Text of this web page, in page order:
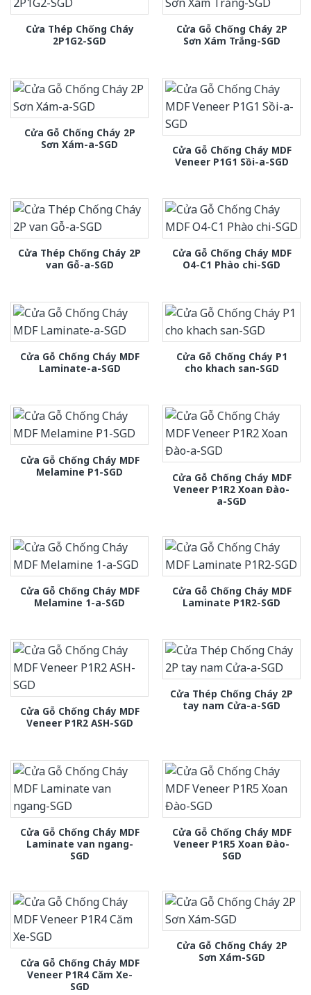
Cửa Thép Chống Cháy
2P1G2-SGD
Cửa Gỗ Chống Cháy 2P
Sơn Xám Trắng-SGD
Cửa Gỗ Chống Cháy 2P
Sơn Xám-a-SGD
Cửa Gỗ Chống Cháy MDF
Veneer P1G1 Sồi-a-SGD
Cửa Thép Chống Cháy 2P
van Gỗ-a-SGD
Cửa Gỗ Chống Cháy MDF
O4-C1 Phào chi-SGD
Cửa Gỗ Chống Cháy MDF
Laminate-a-SGD
Cửa Gỗ Chống Cháy P1
cho khach san-SGD
Cửa Gỗ Chống Cháy MDF
Melamine P1-SGD
Cửa Gỗ Chống Cháy MDF
Veneer P1R2 Xoan Đào-
a-SGD
Cửa Gỗ Chống Cháy MDF
Melamine 1-a-SGD
Cửa Gỗ Chống Cháy MDF
Laminate P1R2-SGD
Cửa Gỗ Chống Cháy MDF
Veneer P1R2 ASH-SGD
Cửa Thép Chống Cháy 2P
tay nam Cửa-a-SGD
Cửa Gỗ Chống Cháy MDF
Laminate van ngang-
SGD
Cửa Gỗ Chống Cháy MDF
Veneer P1R5 Xoan Đào-
SGD
Cửa Gỗ Chống Cháy MDF
Veneer P1R4 Căm Xe-
SGD
Cửa Gỗ Chống Cháy 2P
Sơn Xám-SGD